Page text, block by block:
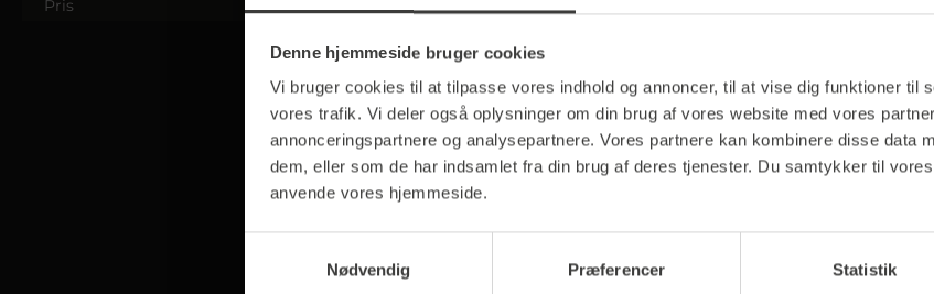
Denne hjemmeside bruger cookies
Vi bruger cookies til at tilpasse vores indhold og annoncer, til at vise dig funktioner til
vores trafik. Vi deler også oplysninger om din brug af vores website med vores
annonceringspartnere og analysepartnere. Vores partnere kan kombinere disse data
dem, eller som de har indsamlet fra din brug af deres tjenester. Du samtykker til
anvende vores hjemmeside.
Nødvendig
Præferencer Statistik
Pris
Brodies Tea Darjeeling
20 Tepose
30,00 kr.*
Brodies Tea Earl Grey
20 Tepose
30,00 kr.*